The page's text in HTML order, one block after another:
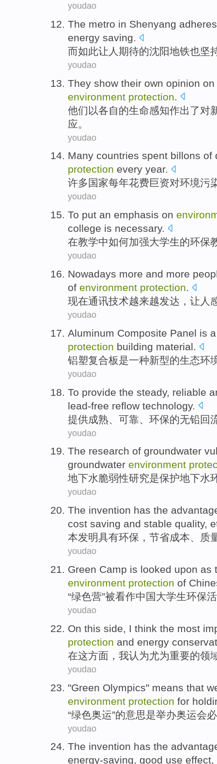
youdao
The metro in Shenyang adheres
energy saving.
而如此让人期待的沈阳地铁也坚
youdao
They show their own opinion on
environment protection
他们 以各自的生命感知作出了对
应。
youdao
Many countries spent billons of
protection every year.
许多 国家每年花费巨资对环境污
youdao
To put an emphasis on
college is necessary.
在教学中如何加强大学生的环保
youdao
Nowadays more and more
of environment protection.
现在通讯技术越来越发达， 让人
youdao
Aluminum Composite Panel is a
protection building material.
铝塑复合板是一种新型的生态环
youdao
To provide the steady, reliable
lead-free reflow technology.
提供成熟 可靠 环保的无铅回
youdao
The research of groundwater
groundwater environment
地下水脆弱性研究是保护地下水
youdao
The invention has the
cost saving and stable quality,
本发明具有环保 ， 节省成本、 质
youdao
Green Camp is looked upon as
environment protection of
“绿色营”被看作中国大学生环保
youdao
On this side, I think the most
protection and energy
在这方面 ， 我认为尤为重要的领
youdao
"Green Olympics" means that
environment protection for
“绿色奥运”的意思是举办奥运会
youdao
The invention has the
energy-saving, good use effect,